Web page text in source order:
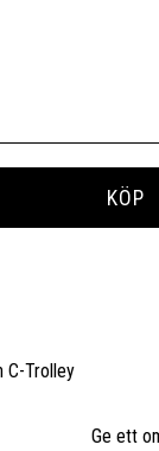
KÖP
C-Trolley
Ge ett